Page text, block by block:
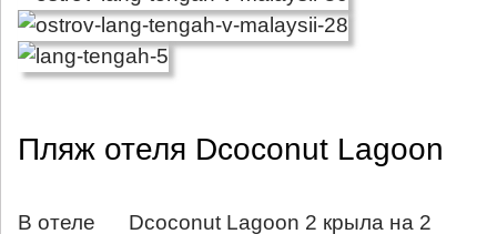
Пляж отеля Dcoconut Lagoon
В отеле Dcoconut Lagoon 2 крыла на 2